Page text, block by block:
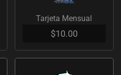
Tarjeta Mensual
$10.00